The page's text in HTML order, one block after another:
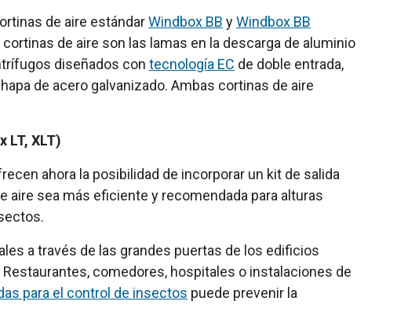
de aire estándarWindbox BB yWindbox BB
de aire son las lamas en la descarga de aluminio
diseñados con tecnología EC de doble entrada,
de acero galvanizado. Ambas cortinas de aire
LT, XLT)
ahora la posibilidad de incorporar un kit de salida
sea más eficiente y recomendada para alturas
a través de las grandes puertas de los edificios
comedores, hospitales o instalaciones de
para el control de insectos puede prevenir la